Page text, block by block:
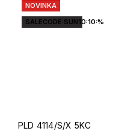
NOVINKA
SALECODE:SUN10:10:%
PLD 4114/S/X 5KC